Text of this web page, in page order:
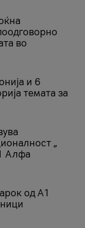
во
и 6
темата за
„
Алфа
од А1